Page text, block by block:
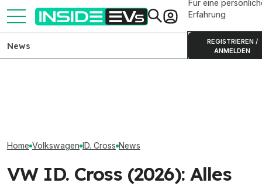
Für eine
Erfahrung
REGISTRIEREN /
ANMELDEN
News
Home Volkswagen ID. Cross News
VW ID. Cross (2026): Alles